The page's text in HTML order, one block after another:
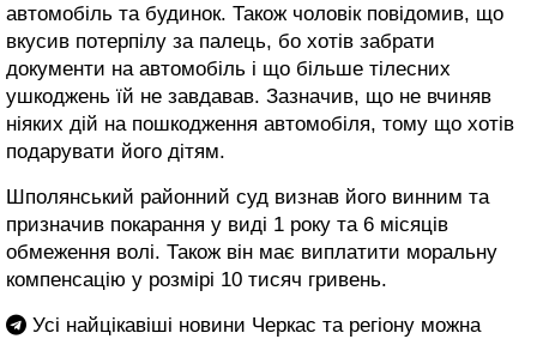
автомобіль та будинок. Також чоловік повідомив, що
вкусив потерпілу за палець, бо хотів забрати
документи на автомобіль і що більше тілесних
ушкоджень їй не завдавав. Зазначив, що не вчиняв
ніяких дій на пошкодження автомобіля, тому що хотів
подарувати його дітям.
Шполянський районний суд визнав його винним та
призначив покарання у виді 1 року та 6 місяців
обмеження волі. Також він має виплатити моральну
компенсацію у розмірі 10 тисяч гривень.
Усі найцікавіші новини Черкас та регіону можна